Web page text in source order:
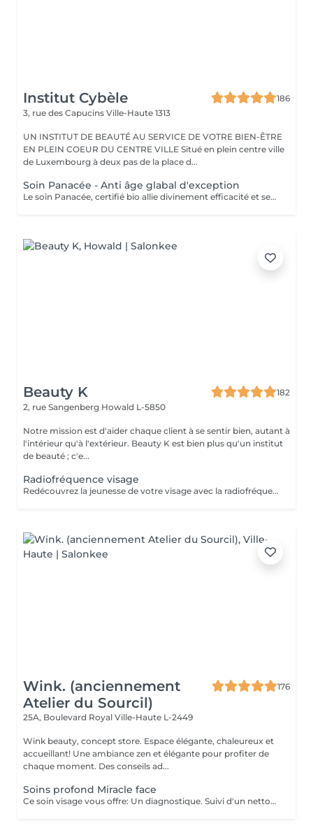
Institut Cybèle
186
3, rue des Capucins Ville-Haute 1313
UN INSTITUT DE BEAUTÉ AU SERVICE DE VOTRE BIEN-ÊTRE
EN PLEIN COEUR DU CENTRE VILLE Situé en plein centre ville
de Luxembourg à deux pas de la place d...
Soin Panacée - Anti âge glabal d'exception
Le soin Panacée, certifié bio allie divinement efficacité et sensorialité et cible tous les signes de l'âge : rides, éclat, fermeté. Des textures originales et un modelage visage resculptant unique réalisé à l'aide du Dermophyt's, un appareil à ondes sonores permettant de travailler les tissus en profondeur, pour des résultats visibles instantanément après un seul soin !
Beauty K
182
2, rue Sangenberg Howald L-5850
Notre mission est d'aider chaque client à se sentir bien, autant à
l'intérieur qu'à l'extérieur. Beauty K est bien plus qu'un institut
de beauté ; c'e...
Radiofréquence visage
Redécouvrez la jeunesse de votre visage avec la radiofréquence ! Ce traitement utilise des ondes électromagnétiques pour générer de la chaleur, provoquant une rétraction immédiate des fibres de collagène et stimulant leur production. Cela permet de remodeler l'ovale du visage et de repulper la peau. Idéal contre le relâchement cutané et les signes de vieillissement, il redéfinit les contours du visage et raffermit la peau, offrant des résultats visibles et sans risques. Vous constaterez une amélioration de la fermeté, une réduction des pores et une diminution des cellules adipeuses dans les zones traitées. Une cure de 5 séances est recommandée. Chaque séance renforce les effets pour une transformation progressive et durable.
Wink. (anciennement
Atelier du Sourcil)
176
25A, Boulevard Royal Ville-Haute L-2449
Wink beauty, concept store. Espace élégante, chaleureux et
accueillant! Une ambiance zen et élégante pour profiter de
chaque moment. Des conseils ad...
Soins profond Miracle face
Ce soin visage vous offre: Un diagnostique. Suivi d'un nettoyage en profondeur de votre peau, et un massage Miracle Face qui a un effet de lifting immédiat , ce massage facial dégonfle, accentue les formes du visage et favorise la revitalisation naturelle de la peau.